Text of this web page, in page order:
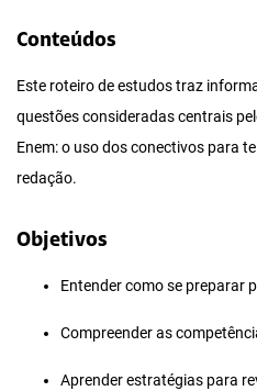
Conteúdos
Este roteiro de estudos traz
questões consideradas centrais
Enem: o uso dos conectivos para
redação.
Objetivos
Entender como se preparar
Compreender as
Aprender estratégias para